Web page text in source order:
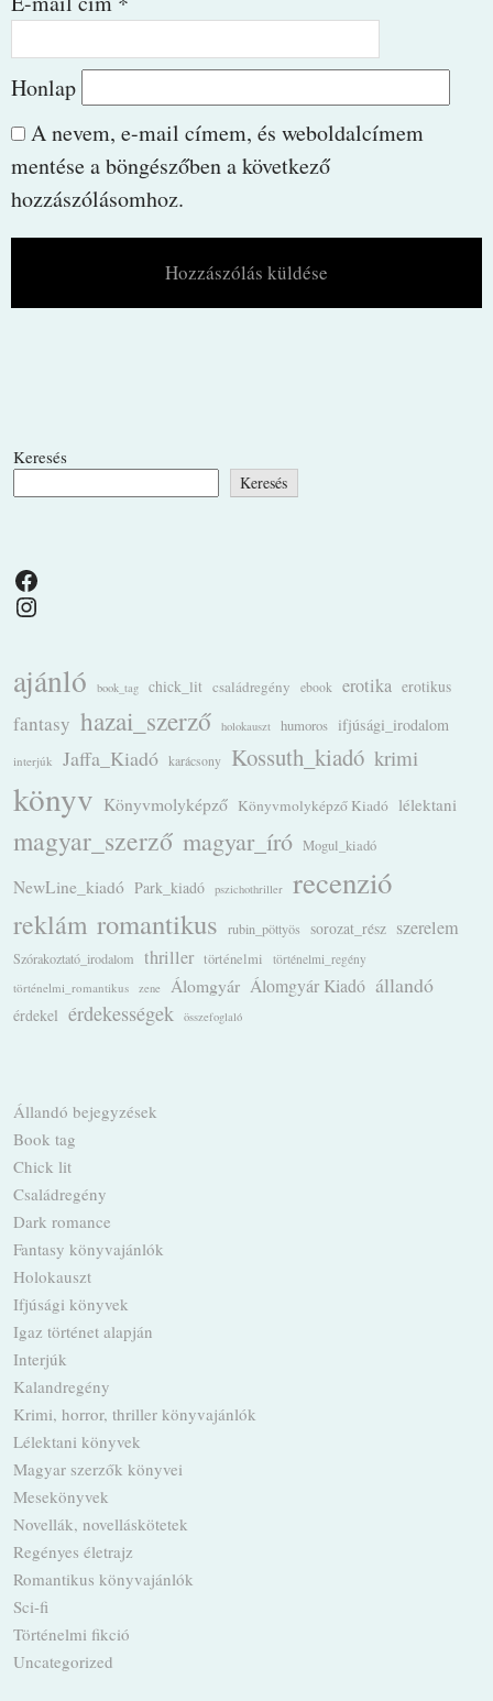
Honlap
A nevem, e-mail címem, és weboldalcímem
mentése a böngészőben a következő
hozzászólásomhoz.
Keresés
Keresés
Facebook
Instagram
ajánló book_tag chick_lit családregény ebook erotika erotikus
fantasy hazai_szerző holokauszt humoros ifjúsági_irodalom
interjúk Jaffa_Kiadó karácsony Kossuth_kiadó krimi
könyv Könyvmolyképző Könyvmolyképző Kiadó lélektani
magyar_szerző magyar_író Mogul_kiadó
NewLine_kiadó Park_kiadó pszichothriller recenzió
reklám romantikus rubin_pöttyös sorozat_rész szerelem
Szórakoztató_irodalom thriller történelmi
történelmi_regény
történelmi_romantikus
zene Álomgyár Álomgyár Kiadó állandó
érdekel érdekességek összefoglaló
Állandó bejegyzések
Book tag
Chick lit
Családregény
Dark romance
Fantasy könyvajánlók
Holokauszt
Ifjúsági könyvek
Igaz történet alapján
Interjúk
Kalandregény
Krimi, horror, thriller könyvajánlók
Lélektani könyvek
Magyar szerzők könyvei
Mesekönyvek
Novellák, novelláskötetek
Regényes életrajz
Romantikus könyvajánlók
Sci-fi
Történelmi fikció
Uncategorized